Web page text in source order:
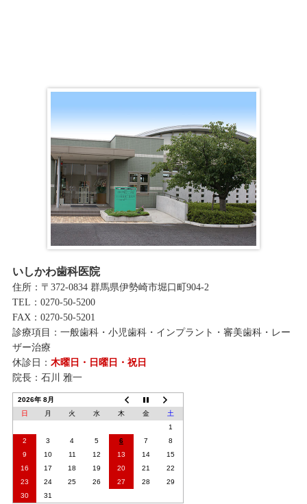
いしかわ歯科医院
住所：〒372-0834 群馬県伊勢崎市堀口町904-2
TEL：0270-50-5200
FAX：0270-50-5201
診療項目：一般歯科・小児歯科・インプラント・審美歯科・レー
ザー治療
休診日： 木曜日・日曜日・祝日
院長：石川 雅一
2026年 8月
日
月 火 水 木 金
土
1
2
3 4 5 6 7
8
9
10 11 12 13 14
15
16
17 18 19 20 21
22
23
24 25 26 27 28
29
30
31